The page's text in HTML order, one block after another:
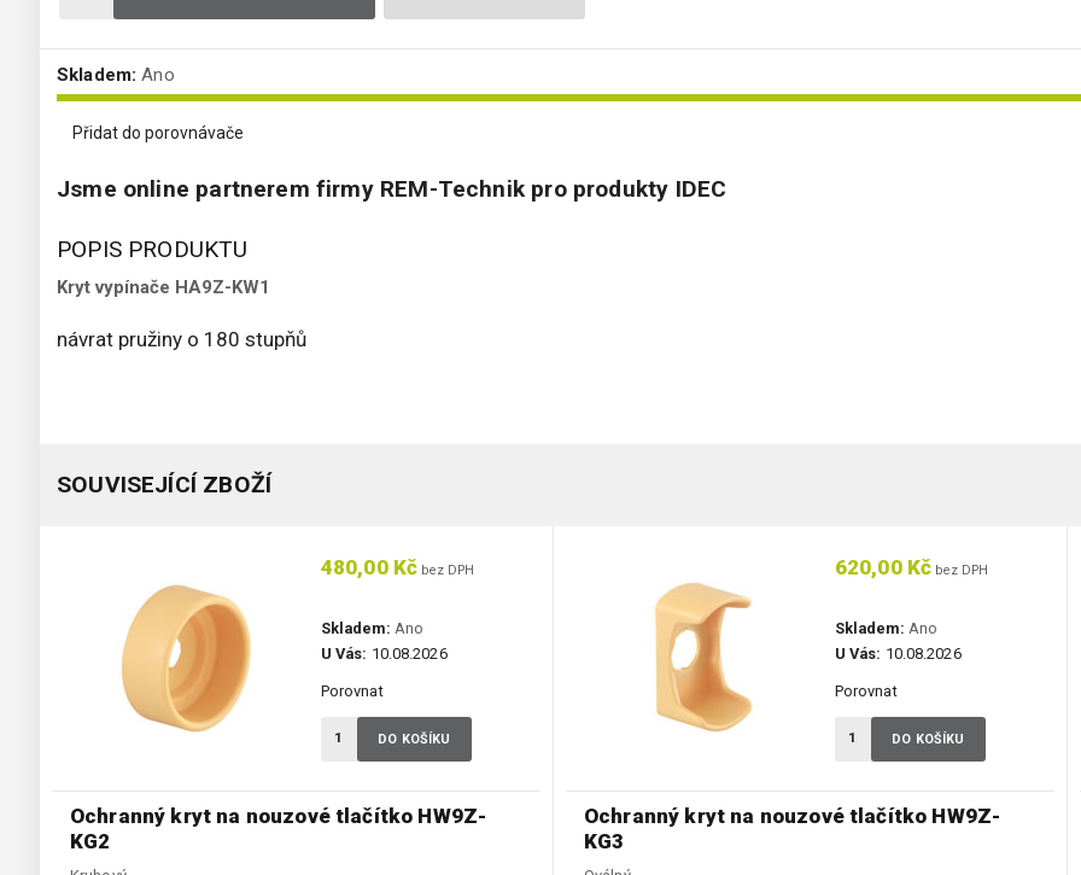
Skladem: Ano
Přidat do porovnávače
Jsme online partnerem firmy REM-Technik pro produkty IDEC
POPIS PRODUKTU
Kryt vypínače HA9Z-KW1
návrat pružiny o 180 stupňů
SOUVISEJÍCÍ ZBOŽÍ
Ochranný kryt na nouzové tlačítko HW9Z-
KG2
480,00 Kč bez DPH
Skladem: Ano
U Vás: 10.08.2026
Porovnat
DO KOŠÍKU
Ochranný kryt na nouzové tlačítko HW9Z-
KG3
620,00 Kč bez DPH
Skladem: Ano
U Vás: 10.08.2026
Porovnat
DO KOŠÍKU